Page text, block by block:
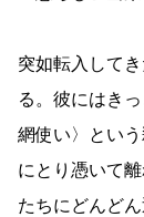
突如転入して
る。彼にはき
網使い〉とい
にとり憑いて
たちにどんど